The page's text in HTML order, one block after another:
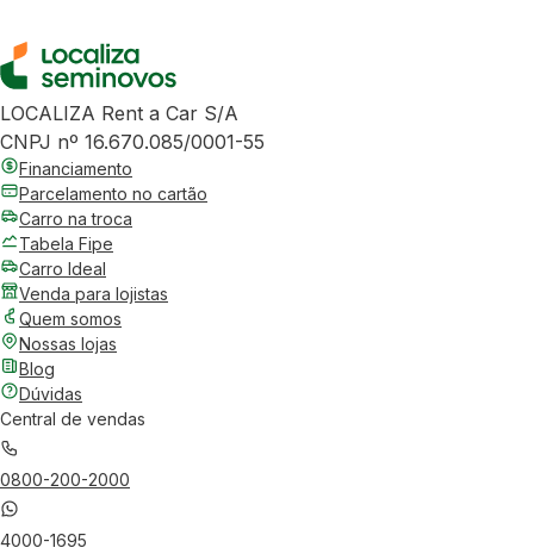
LOCALIZA Rent a Car S/A
CNPJ nº 16.670.085/0001-55
Financiamento
Parcelamento no cartão
Carro na troca
Tabela Fipe
Carro Ideal
Venda para lojistas
Quem somos
Nossas lojas
Blog
Dúvidas
Central de vendas
0800-200-2000
4000-1695